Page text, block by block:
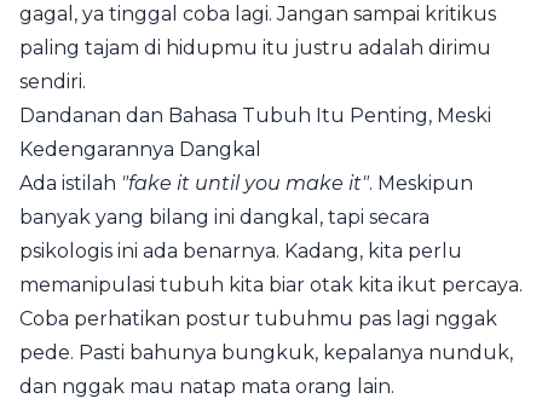
gagal, ya tinggal coba lagi. Jangan sampai kritikus
paling tajam di hidupmu itu justru adalah dirimu
sendiri.
Dandanan dan Bahasa Tubuh Itu Penting, Meski
Kedengarannya Dangkal
Ada istilah "fake it until you make it". Meskipun
banyak yang bilang ini dangkal, tapi secara
psikologis ini ada benarnya. Kadang, kita perlu
memanipulasi tubuh kita biar otak kita ikut percaya.
Coba perhatikan postur tubuhmu pas lagi nggak
pede. Pasti bahunya bungkuk, kepalanya nunduk,
dan nggak mau natap mata orang lain.